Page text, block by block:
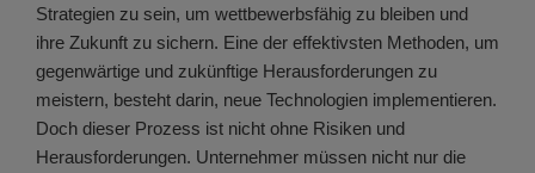
Strategien zu sein, um wettbewerbsfähig zu bleiben und
ihre Zukunft zu sichern. Eine der effektivsten Methoden, um
gegenwärtige und zukünftige Herausforderungen zu
meistern, besteht darin, neue Technologien implementieren.
Doch dieser Prozess ist nicht ohne Risiken und
Herausforderungen. Unternehmer müssen nicht nur die